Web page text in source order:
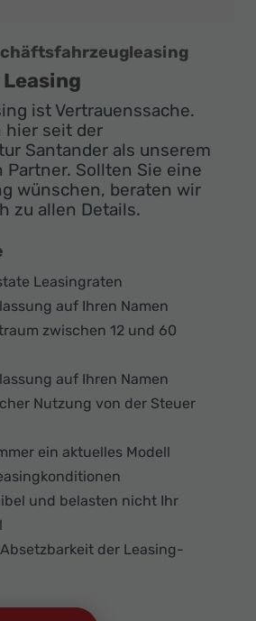
ist Vertrauenssache.
hier seit der
Santander als unserem
Sollten Sie eine
wünschen, beraten wir
zu allen Details.
Leasingraten
auf Ihren Namen
zwischen 12 und 60
auf Ihren Namen
Nutzung von der Steuer
ein aktuelles Modell
und belasten nicht Ihr
der Leasing-